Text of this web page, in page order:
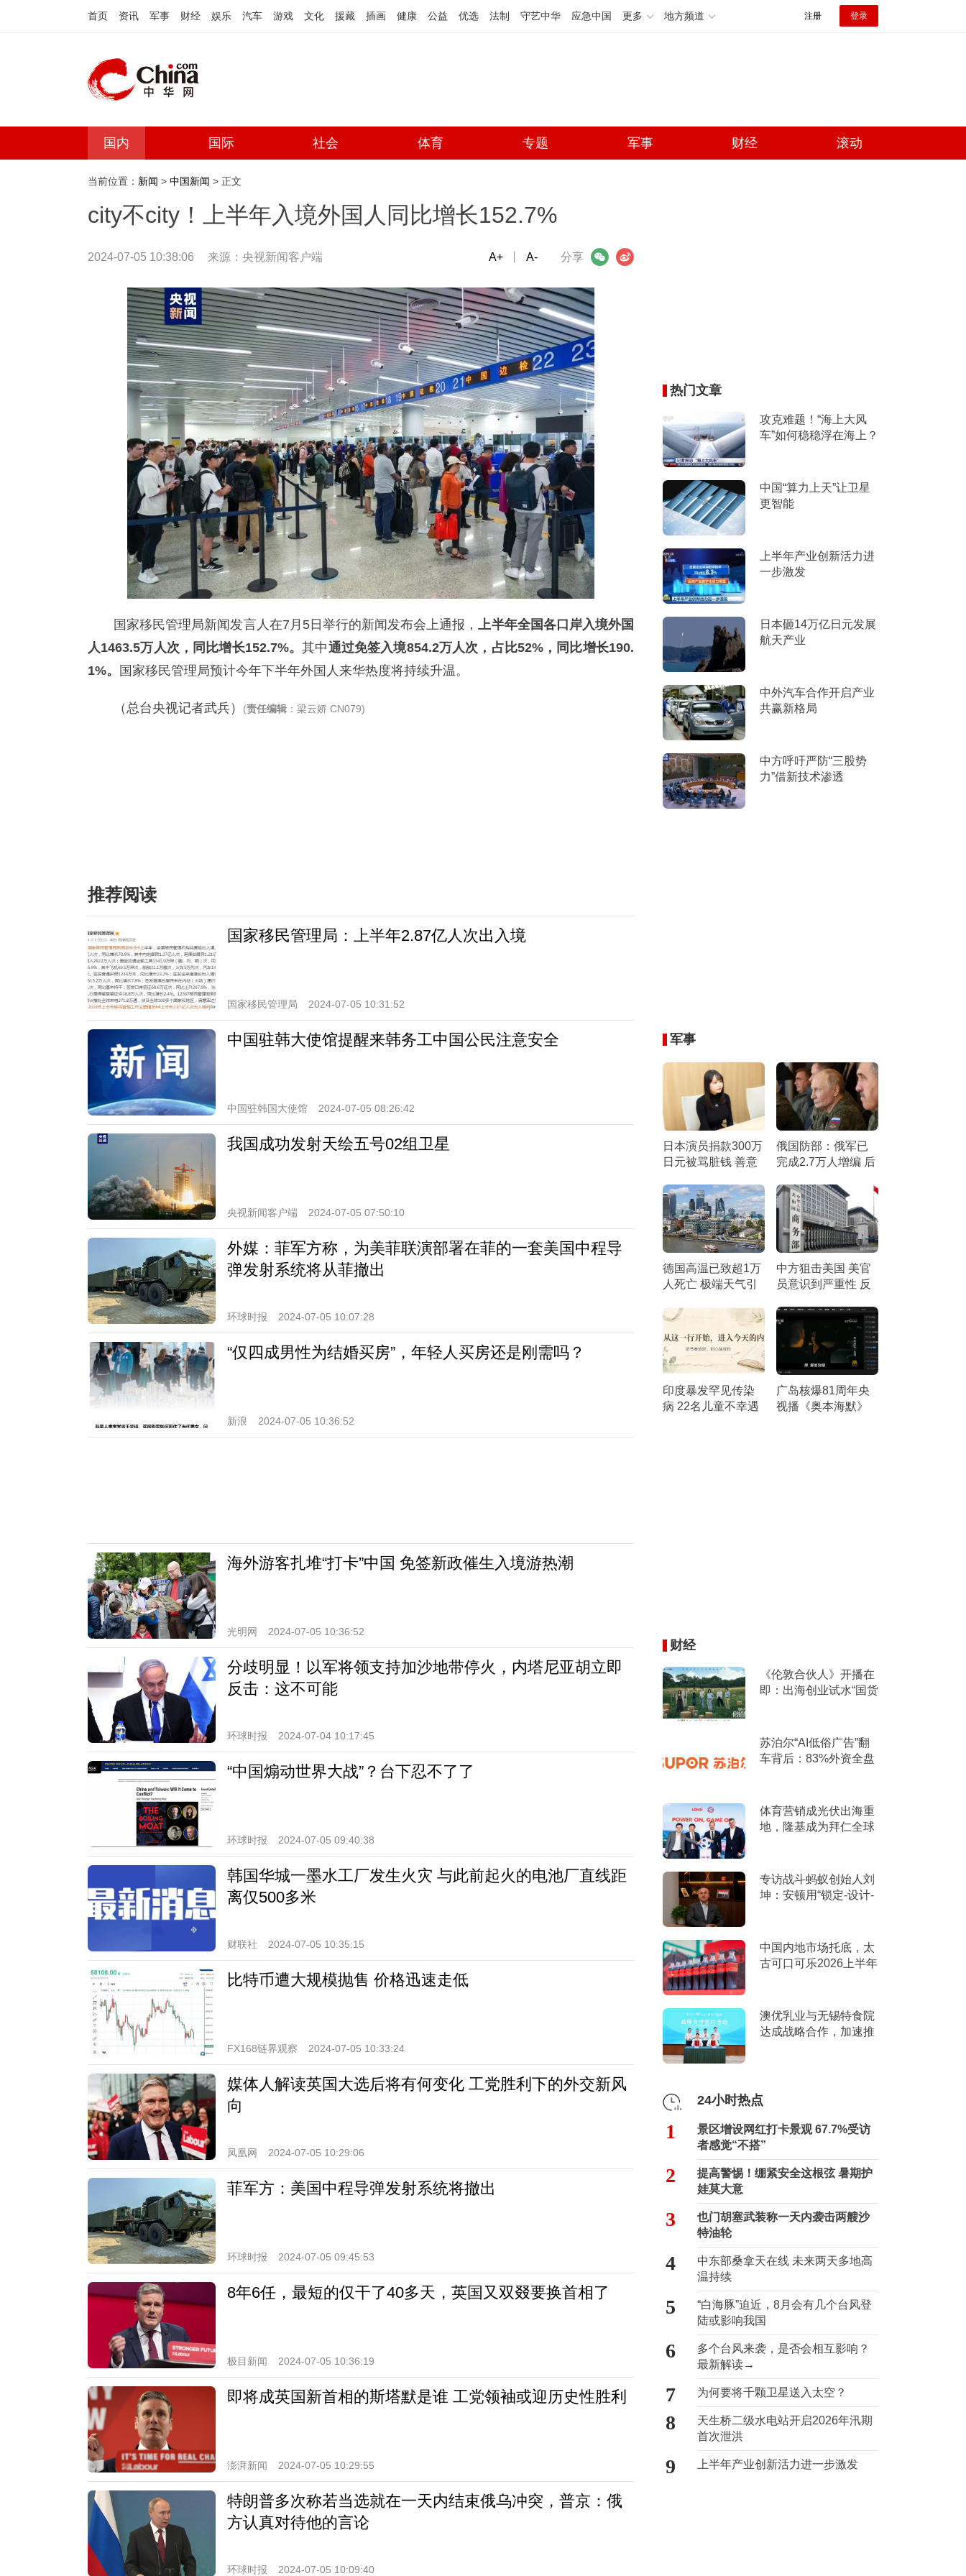
首页 资讯 军事 财经 娱乐 汽车 游戏 文化 援藏 插画 健康 公益 优选 法制 守艺中华 应急中国 更多 地方频道 注册 登录
国内 国际 社会 体育 专题 军事 财经 滚动
当前位置： 新闻 > 中国新闻 > 正文
city不city！上半年入境外国人同比增长152.7%
2024-07-05 10:38:06 来源： 央视新闻客户端 分享
微信 微博
A+ A-
国家移民管理局新闻发言人在7月5日举行的新闻发布会上通报，上半年全国各口岸入境外国
人1463.5万人次，同比增长152.7%。其中通过免签入境854.2万人次，占比52%，同比增长190.
1%。
国家移民管理局预计今年下半年外国人来华热度将持续升温。
（总台央视记者武兵） (责任编辑 ：梁云娇 CN079)
推荐阅读
国家移民管理局：上半年2.87亿人次出入境
国家移民管理局 2024-07-05 10:31:52
中国驻韩大使馆提醒来韩务工中国公民注意安全
中国驻韩国大使馆 2024-07-05 08:26:42
我国成功发射天绘五号02组卫星
央视新闻客户端 2024-07-05 07:50:10
外媒：菲军方称，为美菲联演部署在菲的一套美国中程导
弹发射系统将从菲撤出
环球时报 2024-07-05 10:07:28
“仅四成男性为结婚买房”，年轻人买房还是刚需吗？
新浪 2024-07-05 10:36:52
海外游客扎堆“打卡”中国 免签新政催生入境游热潮
光明网 2024-07-05 10:36:52
分歧明显！以军将领支持加沙地带停火，内塔尼亚胡立即
反击：这不可能
环球时报 2024-07-04 10:17:45
“中国煽动世界大战”？台下忍不了了
环球时报 2024-07-05 09:40:38
韩国华城一墨水工厂发生火灾 与此前起火的电池厂直线距
离仅500多米
财联社 2024-07-05 10:35:15
比特币遭大规模抛售 价格迅速走低
FX168链界观察 2024-07-05 10:33:24
媒体人解读英国大选后将有何变化 工党胜利下的外交新风
向
凤凰网 2024-07-05 10:29:06
菲军方：美国中程导弹发射系统将撤出
环球时报 2024-07-05 09:45:53
8年6任，最短的仅干了40多天，英国又双叕要换首相了
极目新闻 2024-07-05 10:36:19
即将成英国新首相的斯塔默是谁 工党领袖或迎历史性胜利
澎湃新闻 2024-07-05 10:29:55
特朗普多次称若当选就在一天内结束俄乌冲突，普京：俄
方认真对待他的言论
环球时报 2024-07-05 10:09:40
热门文章
攻克难题！“海上大风
车”如何稳稳浮在海上？
中国“算力上天”让卫星
更智能
上半年产业创新活力进
一步激发
日本砸14万亿日元发展
航天产业
中外汽车合作开启产业
共赢新格局
中方呼吁严防“三股势
力”借新技术渗透
军事
日本演员捐款300万
日元被骂脏钱 善意
俄国防部：俄军已
完成2.7万人增编 后
德国高温已致超1万
人死亡 极端天气引
中方狙击美国 美官
员意识到严重性 反
印度暴发罕见传染
病 22名儿童不幸遇
广岛核爆81周年央
视播《奥本海默》
财经
《伦敦合伙人》开播在
即：出海创业试水“国货
苏泊尔“AI低俗广告”翻
车背后：83%外资全盘
体育营销成光伏出海重
地，隆基成为拜仁全球
专访战斗蚂蚁创始人刘
坤：安顿用“锁定-设计-
中国内地市场托底，太
古可口可乐2026上半年
澳优乳业与无锡特食院
达成战略合作，加速推
24小时热点
1
景区增设网红打卡景观 67.7%受访
者感觉“不搭”
2
提高警惕！绷紧安全这根弦 暑期护
娃莫大意
3
也门胡塞武装称一天内袭击两艘沙
特油轮
4
中东部桑拿天在线 未来两天多地高
温持续
5
“白海豚”迫近，8月会有几个台风登
陆或影响我国
6
多个台风来袭，是否会相互影响？
最新解读→
7 为何要将千颗卫星送入太空？
8
天生桥二级水电站开启2026年汛期
首次泄洪
9 上半年产业创新活力进一步激发